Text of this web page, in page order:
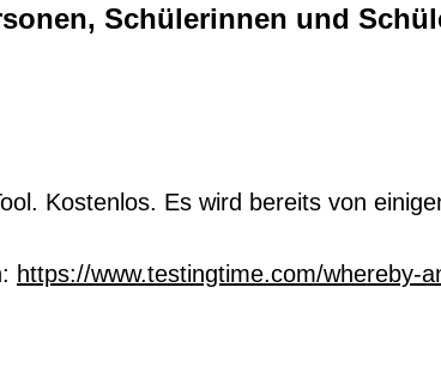
Schülerinnen und
Kostenlos. Es wird bereits von
https://www.testingtime.com/whereby-